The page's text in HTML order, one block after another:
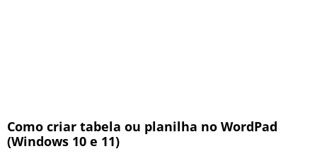
Como criar tabela ou planilha no WordPad
(Windows 10 e 11)